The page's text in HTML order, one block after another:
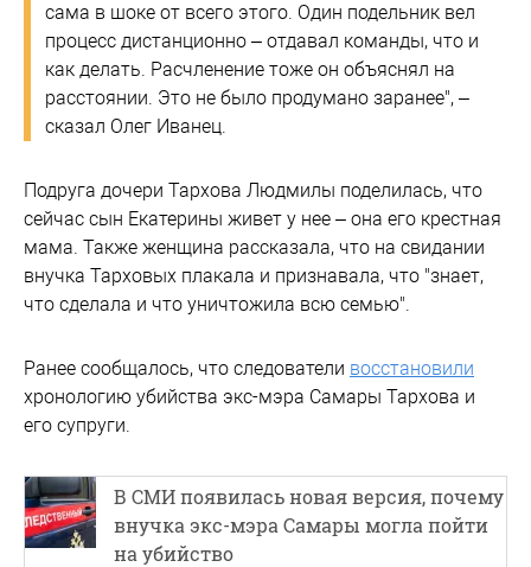
сама в шоке от всего этого. Один подельник вел
процесс дистанционно – отдавал команды, что и
как делать. Расчленение тоже он объяснял на
расстоянии. Это не было продумано заранее", –
сказал Олег Иванец.
Подруга дочери Тархова Людмилы поделилась, что
сейчас сын Екатерины живет у нее – она его крестная
мама. Также женщина рассказала, что на свидании
внучка Тарховых плакала и признавала, что "знает,
что сделала и что уничтожила всю семью".
Ранее сообщалось, что следователи восстановили
хронологию убийства экс-мэра Самары Тархова и
его супруги.
В СМИ появилась новая версия, почему
внучка экс-мэра Самары могла пойти
на убийство